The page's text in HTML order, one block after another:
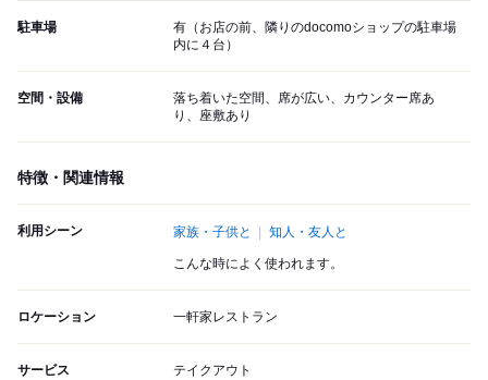
駐車場
有（お店の前、隣りのdocomoショップの駐車場
内に４台）
空間・設備
落ち着いた空間、席が広い、カウンター席あ
り、座敷あり
特徴・関連情報
利用シーン 家族・子供と 知人・友人と
こんな時によく使われます。
ロケーション 一軒家レストラン
サービス テイクアウト